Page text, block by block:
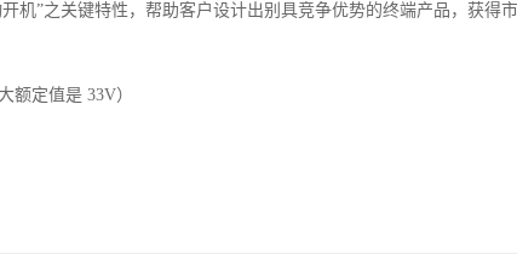
机”之关键特性，帮助客户设计出别具竞争优势的终端产品，获得
额定值是 33V）